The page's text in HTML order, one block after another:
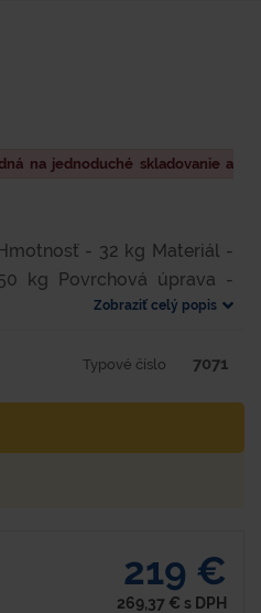
na jednoduché skladovanie a
- 32 kg Materiál -
kg Povrchová úprava -
Zobraziť celý popis
Typové číslo 7071
219 €
269,37 € s DPH